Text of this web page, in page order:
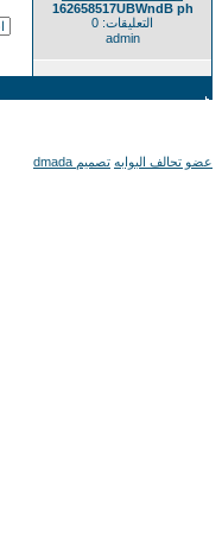
162658517UBWndB ph
التعليقات: 0
admin
عضو تحالف البوابه تصميم dmada